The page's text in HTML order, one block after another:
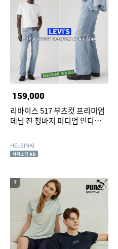
159,000
리바이스 517 부츠컷 프리미엄
데님 진 청바지 미디엄 인디고
HELSINKI
7